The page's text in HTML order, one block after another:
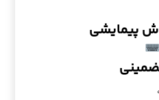
پیمایشی